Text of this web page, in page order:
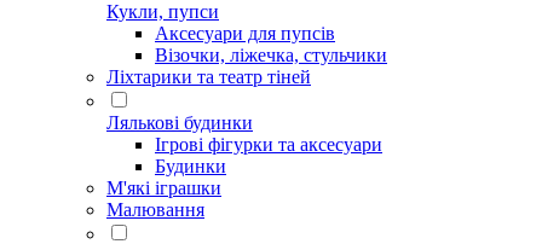
Кукли, пупси
Аксесуари для пупсів
Візочки, ліжечка, стульчики
Ліхтарики та театр тіней
Лялькові будинки
Ігрові фігурки та аксесуари
Будинки
М'які іграшки
Малювання